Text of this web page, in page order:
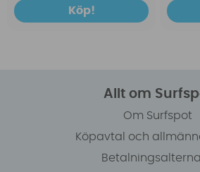
Köp!
Allt om
Om Surfspot
Köpavtal och